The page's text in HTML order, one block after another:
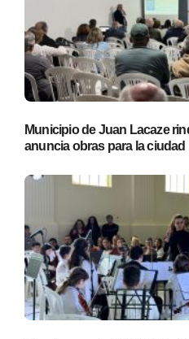
Municipio de Juan Lacaze
anuncia obras para la ciudad